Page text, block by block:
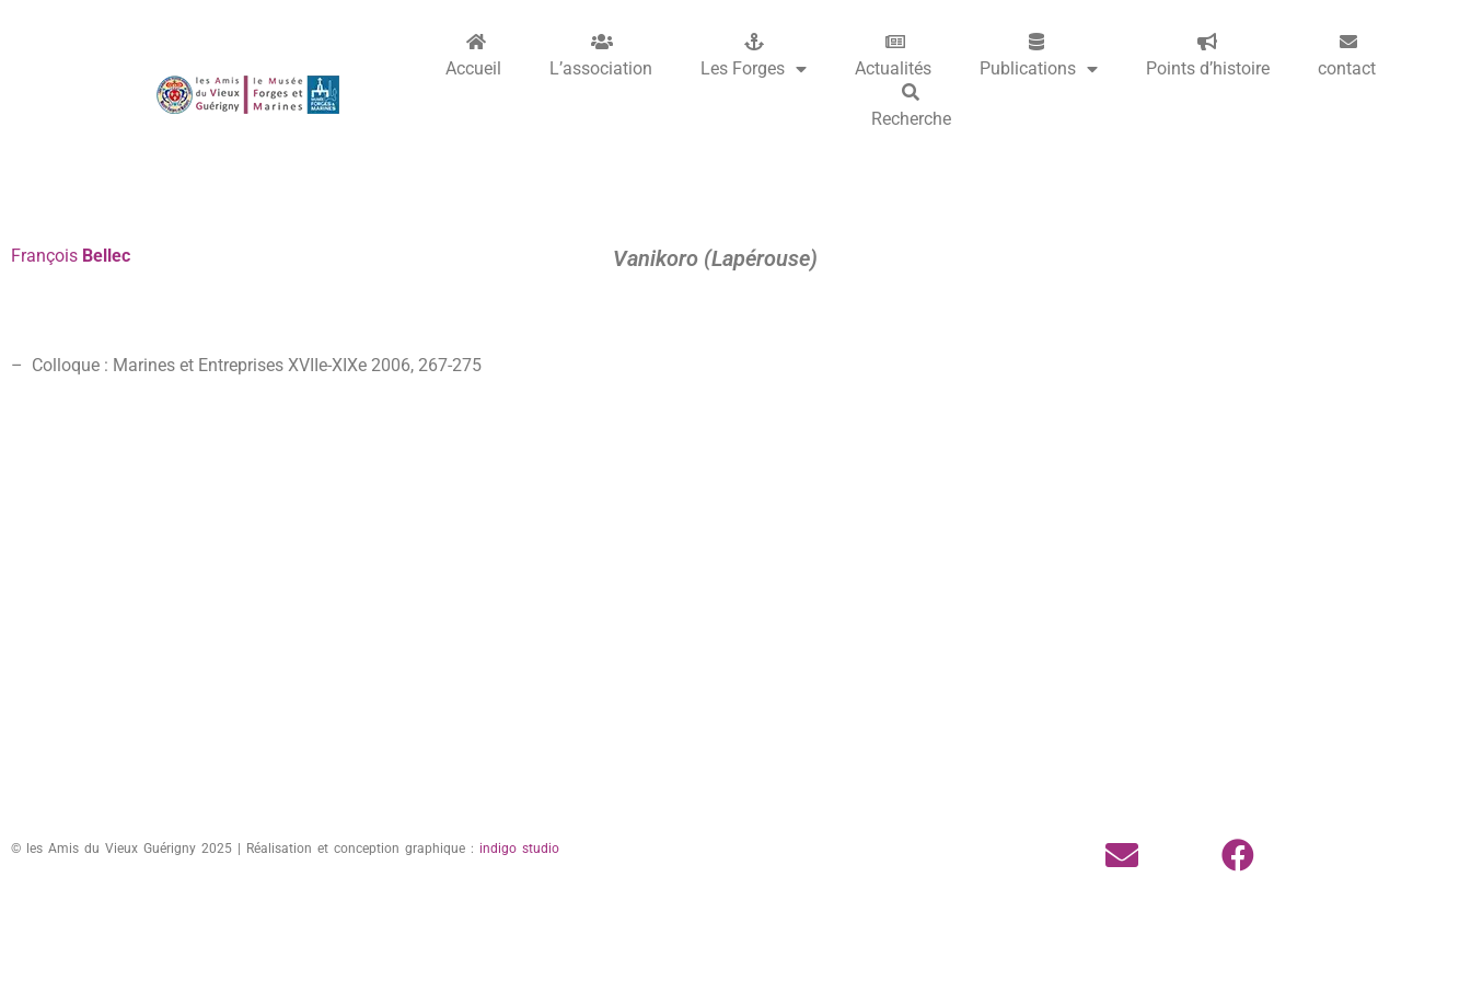
Accueil L’association Les Forges Actualités Publications Points d’histoire contact
Recherche
François Bellec Vanikoro (Lapérouse)
– Colloque : Marines et Entreprises XVIIe-XIXe 2006, 267-275
© les Amis du Vieux Guérigny 2025 | Réalisation et conception graphique : indigo studio